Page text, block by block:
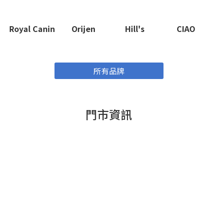
Royal Canin Orijen Hill's CIAO
所有品牌
門市資訊